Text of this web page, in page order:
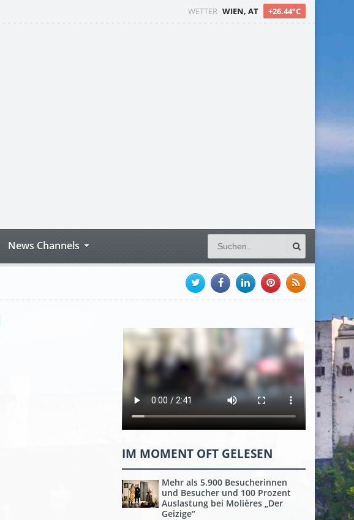
WETTER WIEN, AT +26.44°C
News Channels
IM MOMENT OFT GELESEN
Mehr als 5.900 Besucherinnen
und Besucher und 100 Prozent
Auslastung bei Molières „Der
Geizige“